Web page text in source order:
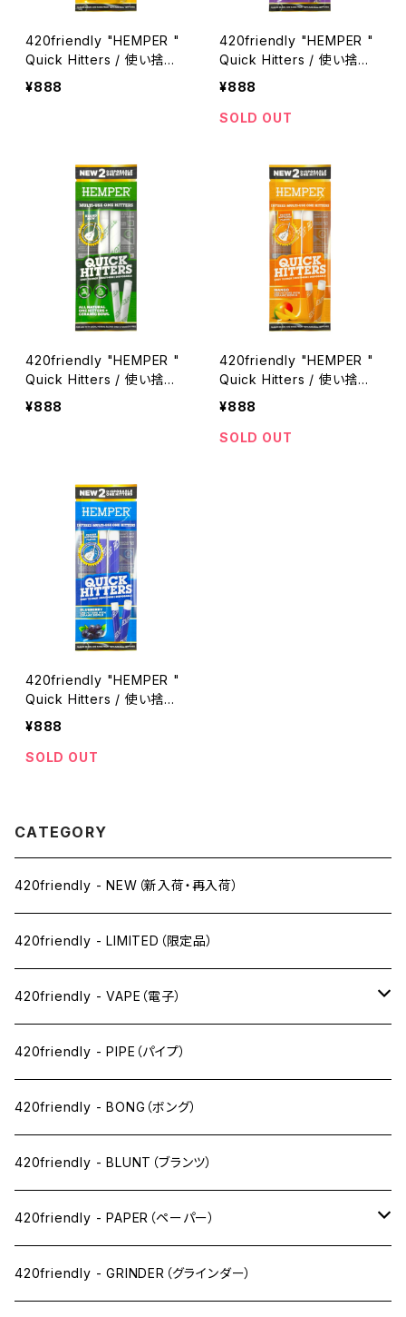
420friendly "HEMPER "
Quick Hitters / 使い捨て
ワンヒッター 420shibuya
¥888
420friendly "HEMPER "
Quick Hitters / 使い捨て
ワンヒッター 420shibuya
り
¥888
SOLD OUT
420friendly "HEMPER "
Quick Hitters / 使い捨て
ワンヒッター 420shibuya
¥888
420friendly "HEMPER "
Quick Hitters / 使い捨て
ワンヒッター 420shibuya
り
¥888
SOLD OUT
420friendly "HEMPER "
Quick Hitters / 使い捨て
ワンヒッター 420shibuya
本入り
¥888
SOLD OUT
CATEGORY
420friendly - NEW（新入荷・再入荷）
420friendly - LIMITED（限定品）
420friendly - VAPE（電子）
ペン下
ニコパフ系
ドライ系
ワックス系
420friendly - PIPE（パイプ）
420friendly - BONG（ボング）
420friendly - BLUNT（ブランツ）
420friendly - PAPER（ペーパー）
SW(シングルワイド）サイズ
420friendly - GRINDER（グラインダー）